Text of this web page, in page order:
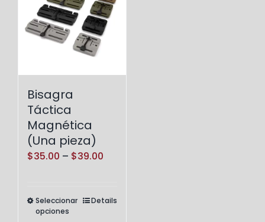
Bisagra
Táctica
Magnética
(Una pieza)
$35.00 – $39.00
through
Seleccionar
opciones
EsteDetails